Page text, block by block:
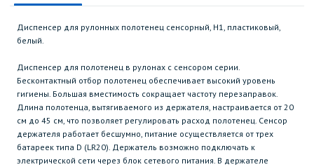
Диспенсер для рулонных полотенец сенсорный, H1, пластиковый,
белый.
Диспенсер для полотенец в рулонах с сенсором серии.
Бесконтактный отбор полотенец обеспечивает высокий уровень
гигиены. Большая вместимость сокращает частоту перезаправок.
Длина полотенца, вытягиваемого из держателя, настраивается от 20
см до 45 см, что позволяет регулировать расход полотенец. Сенсор
держателя работает бесшумно, питание осуществляется от трех
батареек типа D (LR20). Держатель возможно подключать к
электрической сети через блок сетевого питания. В держателе